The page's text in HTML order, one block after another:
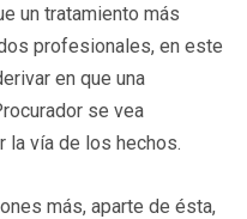
un tratamiento más
profesionales, en este
en que una
se vea
la vía de los hechos.
más, aparte de ésta,